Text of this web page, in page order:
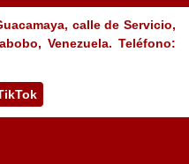
calle de Servicio,
Venezuela. Teléfono: